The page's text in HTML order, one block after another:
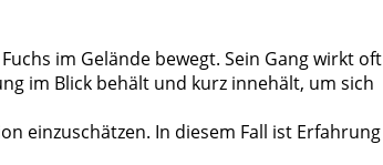
im Gelände bewegt. Sein Gang wirkt oft
im Blick behält und kurz innehält, um sich
einzuschätzen. In diesem Fall ist Erfahrung